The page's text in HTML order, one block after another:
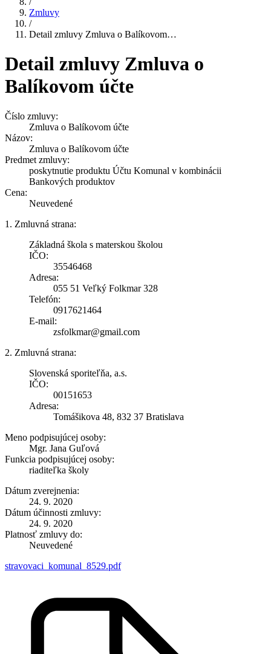
Zmluvy
/
Detail zmluvy Zmluva o Balíkovom…
Detail zmluvy Zmluva o
Balíkovom účte
Číslo zmluvy:
Zmluva o Balíkovom účte
Názov:
Zmluva o Balíkovom účte
Predmet zmluvy:
poskytnutie produktu Účtu Komunal v kombinácii
Bankových produktov
Cena:
Neuvedené
1. Zmluvná strana:
Základná škola s materskou školou
IČO:
35546468
Adresa:
055 51 Veľký Folkmar 328
Telefón:
0917621464
E-mail:
zsfolkmar@gmail.com
2. Zmluvná strana:
Slovenská sporiteľňa, a.s.
IČO:
00151653
Adresa:
Tomášikova 48, 832 37 Bratislava
Meno podpisujúcej osoby:
Mgr. Jana Guľová
Funkcia podpisujúcej osoby:
riaditeľka školy
Dátum zverejnenia:
24. 9. 2020
Dátum účinnosti zmluvy:
24. 9. 2020
Platnosť zmluvy do:
Neuvedené
stravovaci_komunal_8529.pdf